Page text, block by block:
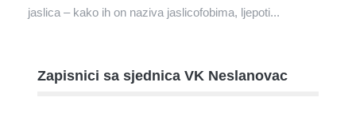
jaslica – kako ih on naziva jaslicofobima, ljepoti...
Zapisnici sa sjednica VK Neslanovac